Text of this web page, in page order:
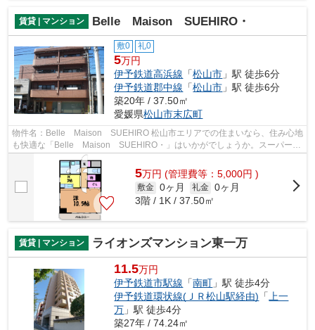
賃貸 | マンション Belle Maison SUEHIRO・
敷0 礼0
5万円
伊予鉄道高浜線 「松山市 」駅 徒歩6分
伊予鉄道郡中線 「松山市 」駅 徒歩6分
築20年 / 37.50㎡
愛媛県松山市末広町
物件名：Belle Maison SUEHIRO 松山市エリアでの住まいなら、住み心地
も快適な「Belle Maison SUEHIRO・」はいかがでしょうか。スーパーま
で徒歩1分圏内です。一人暮らしで間取り...
5万円 (管理費等：5,000円 )
敷金 0ヶ月 礼金 0ヶ月
3階 / 1K / 37.50㎡
賃貸 | マンション ライオンズマンション東一万
11.5万円
伊予鉄道市駅線 「南町 」駅 徒歩4分
伊予鉄道環状線(ＪＲ松山駅経由) 「上一
万 」駅 徒歩4分
築27年 / 74.24㎡